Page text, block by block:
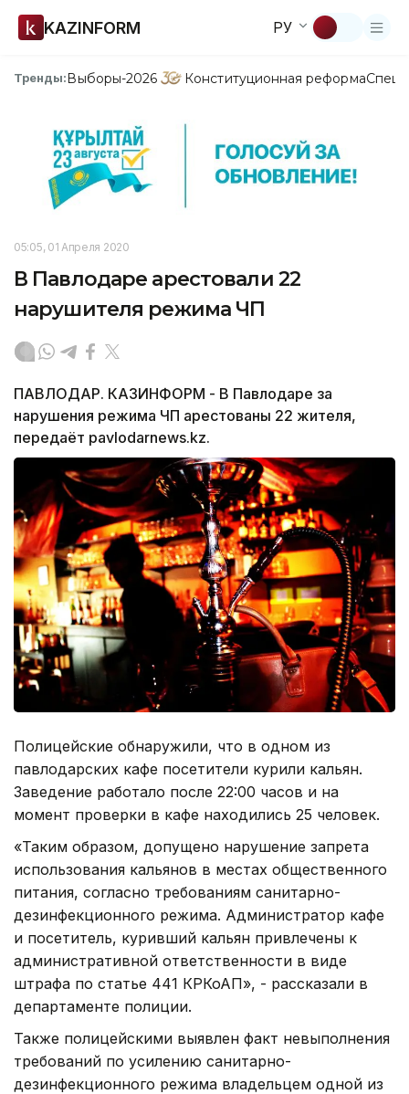
KAZINFORM РУ
Тренды:Выборы-2026 Конституционная реформа
05:05, 01 Апреля 2020
В Павлодаре арестовали 22
нарушителя режима ЧП
ПАВЛОДАР. КАЗИНФОРМ - В Павлодаре за
нарушения режима ЧП арестованы 22 жителя,
передаёт pavlodarnews.kz.
Полицейские обнаружили, что в одном из
павлодарских кафе посетители курили кальян.
Заведение работало после 22:00 часов и на
момент проверки в кафе находились 25 человек.
«Таким образом, допущено нарушение запрета
использования кальянов в местах общественного
питания, согласно требованиям санитарно-
дезинфекционного режима. Администратор кафе
и посетитель, куривший кальян привлечены к
административной ответственности в виде
штрафа по статье 441 КРКоАП», - рассказали в
департаменте полиции.
Также полицейскими выявлен факт невыполнения
требований по усилению санитарно-
дезинфекционного режима владельцем одной из